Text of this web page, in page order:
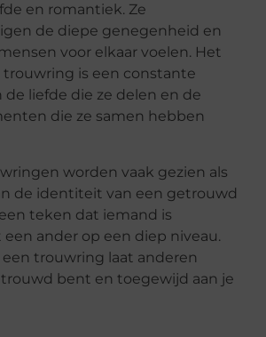
en romantiek. Ze
de diepe genegenheid en
voor elkaar voelen. Het
trouwring is een constante
de liefde die ze delen en de
die ze samen hebben
worden vaak gezien als
de identiteit van een getrouwd
teken dat iemand is
ander op een diep niveau.
trouwring laat anderen
bent en toegewijd aan je